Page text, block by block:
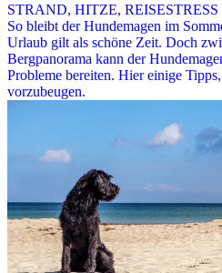
STRAND, HITZE, REISESTRESS
So bleibt der Hundemagen im
Urlaub gilt als schöne Zeit. Doch
Bergpanorama kann der
Probleme bereiten. Hier einige
vorzubeugen.